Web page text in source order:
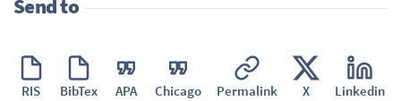
Send to
RIS BibTex APA Chicago Permalink X Linkedin